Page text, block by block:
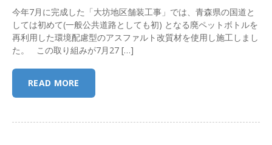
今年7月に完成した「大坊地区舗装工事」では、青森県の国道と
しては初めて(一般公共道路としても初) となる廃ペットボトルを
再利用した環境配慮型のアスファルト改質材を使用し施工しまし
た。 この取り組みが7月27 […]
READ MORE